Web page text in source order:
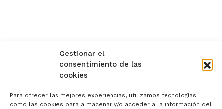
Gestionar el
consentimiento de las
cookies
Para ofrecer las mejores experiencias, utilizamos tecnologías
como las cookies para almacenar y/o acceder a la información del